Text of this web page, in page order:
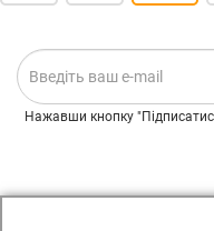
Нажавши кнопку